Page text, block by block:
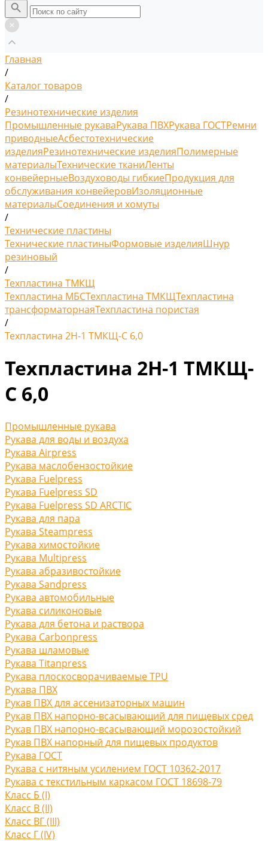
Главная
/
Каталог товаров
/
Резинотехнические изделия
Промышленные рукаваРукава ПВХРукава ГОСТРемни
приводныеАсбестотехнические
изделияРезинотехнические изделияПолимерные
материалыТехнические тканиЛенты
конвейерныеВоздуховоды гибкиеПродукция для
обслуживания конвейеровИзоляционные
материалыСоединения и хомуты
/
Технические пластины
Технические пластиныФормовые изделияШнур
резиновый
/
Техпластина ТМКЩ
Техпластина МБСТехпластина ТМКЩТехпластина
трансформаторнаяТехпластина пористая
/
Техпластина 2Н-1 ТМКЩ-С 6,0
Техпластина 2Н-1 ТМКЩ-
С 6,0
Промышленные рукава
Рукава для воды и воздуха
Рукава Airpress
Рукава маслобензостойкие
Рукава Fuelpress
Рукава Fuelpress SD
Рукава Fuelpress SD ARCTIC
Рукава для пара
Рукава Steampress
Рукава химостойкие
Рукава Multipress
Рукава абразивостойкие
Рукава Sandpress
Рукава автомобильные
Рукава силиконовые
Рукава для бетона и раствора
Рукава Carbonpress
Рукава шламовые
Рукава Titanpress
Рукава плоскосворачиваемые TPU
Рукава ПВХ
Рукав ПВХ для ассенизаторных машин
Рукав ПВХ напорно-всасывающий для пищевых сред
Рукав ПВХ напорно-всасывающий морозостойкий
Рукав ПВХ напорный для пищевых продуктов
Рукава ГОСТ
Рукава с нитяным усилением ГОСТ 10362-2017
Рукава с текстильным каркасом ГОСТ 18698-79
Класс Б (I)
Класс В (II)
Класс ВГ (III)
Класс Г (IV)